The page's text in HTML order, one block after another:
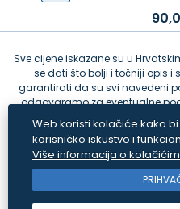
Sve cijene iskazane su u
se dati što bolji i točniji opis i
garantirati da su svi navedeni
odgovaramo za eventualne
greške prilikom
Web koristi kolačiće kako
korisničko iskustvo i
Više informacija o